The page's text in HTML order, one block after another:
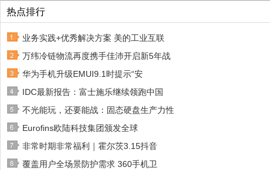
热点排行
业务实践+优秀解决方案 美的工业互联
万纬冷链物流再度携手佳沛开启新5年战
华为手机升级EMUI9.1时提示“安
IDC最新报告：富士施乐继续领跑中国
不光能玩，还要能战：固态硬盘生产力性
Eurofins欧陆科技集团颁发全球
非常时期非常福利｜霍尔茨3.15抖音
覆盖用户全场景防护需求 360手机卫